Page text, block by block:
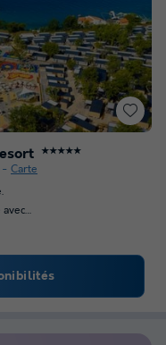
★★★★★
Carte